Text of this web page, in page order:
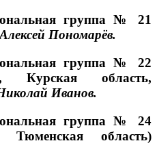
группа № 21
Алексей Пономарёв.
группа № 22
Курская область,
Иванов.
группа № 24
Тюменская область)